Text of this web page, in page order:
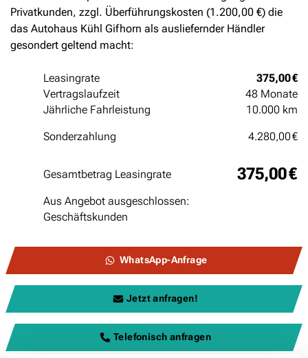
Privatkunden, zzgl. Überführungskosten (1.200,00 €) die
das Autohaus Kühl Gifhorn als ausliefernder Händler
gesondert geltend macht:
Leasingrate
375,00 €
Vertragslaufzeit
48 Monate
Jährliche Fahrleistung
10.000 km
Sonderzahlung 4.280,00 €
Gesamtbetrag Leasingrate 375,00 €
Aus Angebot ausgeschlossen:
Geschäftskunden
WhatsApp-Anfrage
Jetzt anfragen!
Telefonisch anfragen